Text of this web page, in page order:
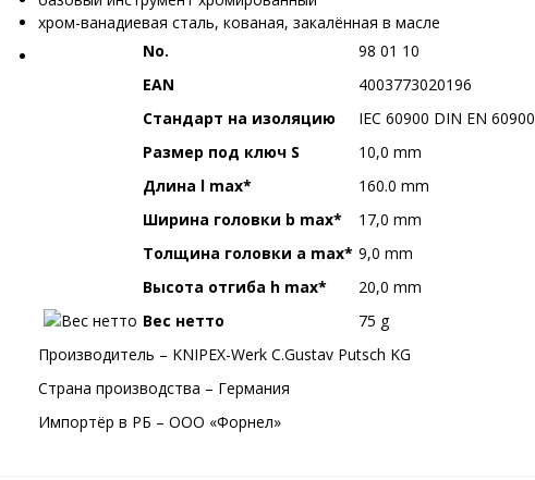
хром-ванадиевая сталь, кованая, закалённая в масле
No.
98 01 10
EAN
4003773020196
Стандарт на изоляцию
IEC 60900 DIN EN 60900
Размер под ключ S
10,0 mm
Длина l max*
160.0 mm
Ширина головки b max*
17,0 mm
Толщина головки a max* 9,0 mm
Высота отгиба h max*
20,0 mm
Вес нетто
75 g
Производитель – KNIPEX-Werk C.Gustav Putsch KG
Страна производства – Германия
Импортёр в РБ – ООО «Форнел»